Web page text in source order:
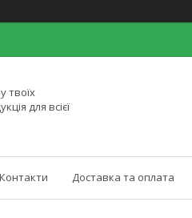
твоїх
для всієї
Контакти Доставка та оплата